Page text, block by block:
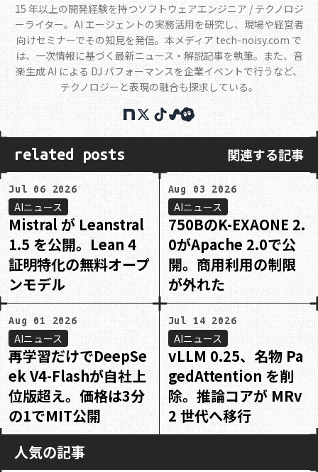
15 年以上の開発経験を持つソフトウェアエンジニア / テクノロジ
ーライター。AI エージェントの実務活用を研究し、現場や経営者
向けセミナーでその知見を発信。本メディア tech-noisy.com で
は、一次情報に基づく最新ニュース・解説記事を執筆。また、音
楽生成 AI による DJ パフォーマンスを企業イベントで行うなど、
テクノロジーと表現の融合も探求している。
related posts 関連する記事
Jul 06 2026
AIニュース
Mistral が Leanstral
1.5 を公開。Lean 4
証明特化の無料オープ
ンモデル
Aug 03 2026
AIニュース
750BのK-EXAONE 2.
0がApache 2.0で公
開。商用利用の制限
が外れた
Aug 01 2026
AIニュース
再学習だけでDeepSe
ek V4-Flashが自社上
位版超え。価格は3分
の1でMIT公開
Jul 14 2026
AIニュース
vLLM 0.25、名物 Pa
gedAttention を削
除。推論コアが MRv
2 世代へ移行
人気の記事